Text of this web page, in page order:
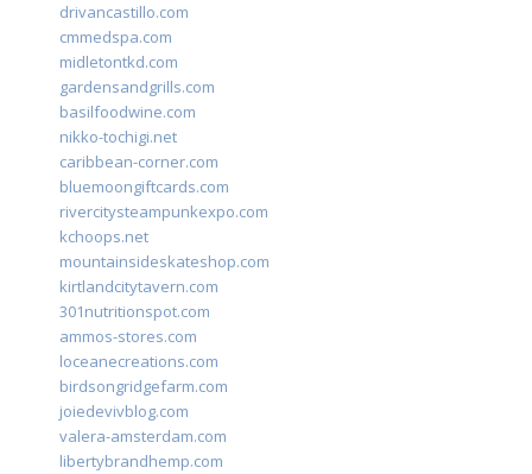
drivancastillo.com
cmmedspa.com
midletontkd.com
gardensandgrills.com
basilfoodwine.com
nikko-tochigi.net
caribbean-corner.com
bluemoongiftcards.com
rivercitysteampunkexpo.com
kchoops.net
mountainsideskateshop.com
kirtlandcitytavern.com
301nutritionspot.com
ammos-stores.com
loceanecreations.com
birdsongridgefarm.com
joiedevivblog.com
valera-amsterdam.com
libertybrandhemp.com